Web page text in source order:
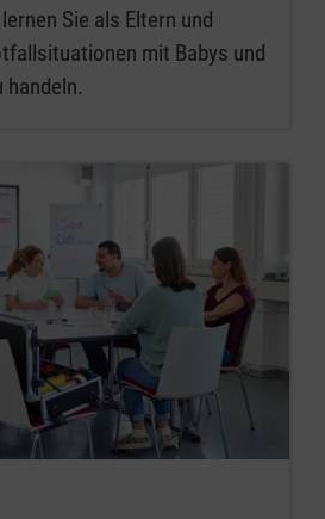
Sie als Eltern und
mit Babys und
handeln.